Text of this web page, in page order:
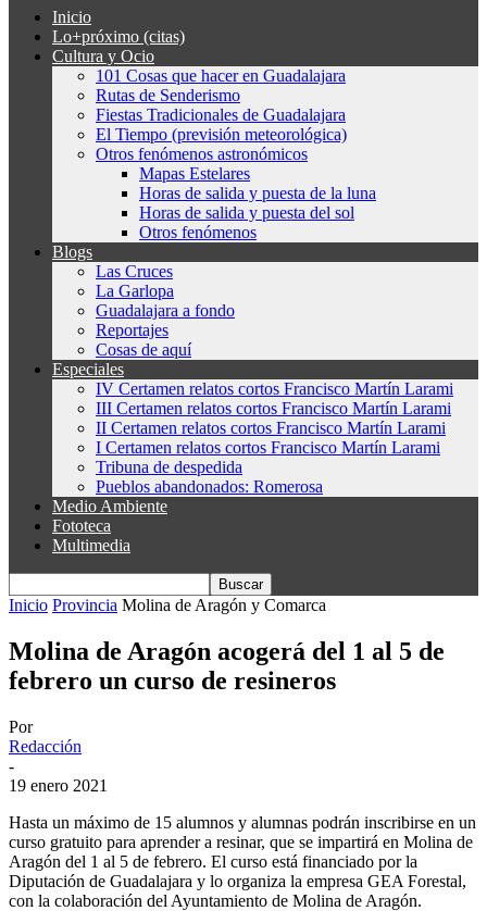
Inicio
Lo+próximo (citas)
Cultura y Ocio
101 Cosas que hacer en Guadalajara
Rutas de Senderismo
Fiestas Tradicionales de Guadalajara
El Tiempo (previsión meteorológica)
Otros fenómenos astronómicos
Mapas Estelares
Horas de salida y puesta de la luna
Horas de salida y puesta del sol
Otros fenómenos
Blogs
Las Cruces
La Garlopa
Guadalajara a fondo
Reportajes
Cosas de aquí
Especiales
IV Certamen relatos cortos Francisco Martín Larami
III Certamen relatos cortos Francisco Martín Larami
II Certamen relatos cortos Francisco Martín Larami
I Certamen relatos cortos Francisco Martín Larami
Tribuna de despedida
Pueblos abandonados: Romerosa
Medio Ambiente
Fototeca
Multimedia
Inicio Provincia Molina de Aragón y Comarca
Molina de Aragón acogerá del 1 al 5 de
febrero un curso de resineros
Por
Redacción
-
19 enero 2021
Hasta un máximo de 15 alumnos y alumnas podrán inscribirse en un
curso gratuito para aprender a resinar, que se impartirá en Molina de
Aragón del 1 al 5 de febrero. El curso está financiado por la
Diputación de Guadalajara y lo organiza la empresa GEA Forestal,
con la colaboración del Ayuntamiento de Molina de Aragón.